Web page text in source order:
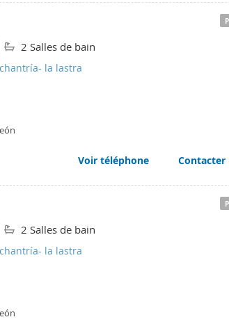
2 Salles de bain
la lastra
Voir téléphone Contacter
2 Salles de bain
la lastra